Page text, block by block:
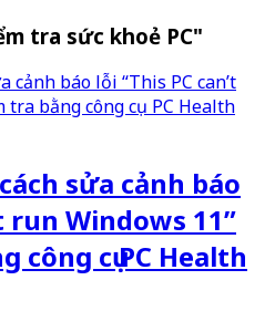
tra sức khoẻ PC"
sửa cảnh báo
run Windows 11”
cụ PC Health